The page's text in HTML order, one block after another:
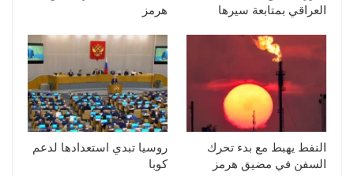
العراقي بمتابعة سيرها
هرمز
النفط يهبط مع بدء تحرك
السفن في مضيق هرمز
روسيا تبدي استعدادها لدعم
كوبا